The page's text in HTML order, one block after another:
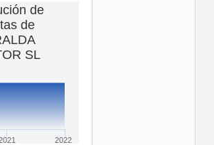
de
de
SL
2022